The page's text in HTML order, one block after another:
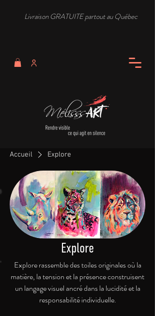
Livraison GRATUITE partout au Québec
Accueil Explore
Explore
Explore rassemble des toiles originales où la
matière, la tension et la présence construisent
un langage visuel ancré dans la lucidité et la
responsabilité individuelle.